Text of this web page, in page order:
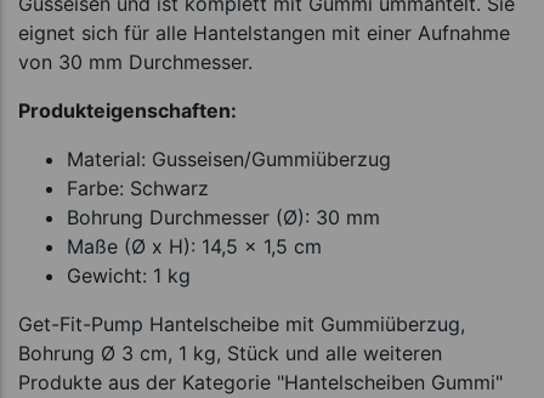
eignet sich für alle Hantelstangen mit einer Aufnahme
von 30 mm Durchmesser.
Produkteigenschaften:
Material: Gusseisen/Gummiüberzug
Farbe: Schwarz
Bohrung Durchmesser (Ø): 30 mm
Maße (Ø x H): 14,5 x 1,5 cm
Gewicht: 1 kg
Get-Fit-Pump Hantelscheibe mit Gummiüberzug,
Bohrung Ø 3 cm, 1 kg, Stück und alle weiteren
Produkte aus der Kategorie "Hantelscheiben Gummi"